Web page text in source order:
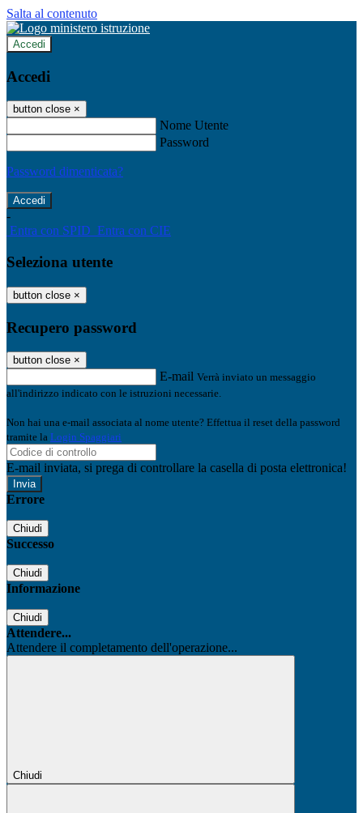
Salta al contenuto
Accedi
Accedi
button close ×
Nome Utente
Password
Password dimenticata?
-
Entra con SPID Entra con CIE
Seleziona utente
button close ×
Recupero password
button close ×
E-mail Verrà inviato un messaggio
all'indirizzo indicato con le istruzioni necessarie.
Non hai una e-mail associata al nome utente? Effettua il reset della password
tramite la Login Spaggiari
E-mail inviata, si prega di controllare la casella di posta elettronica!
Errore
Chiudi
Successo
Chiudi
Informazione
Chiudi
Attendere...
Attendere il completamento dell'operazione...
Chiudi